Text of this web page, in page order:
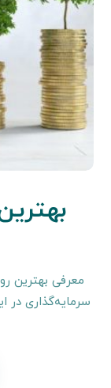
معرفی بهترین
سرمایه‌گذاری در